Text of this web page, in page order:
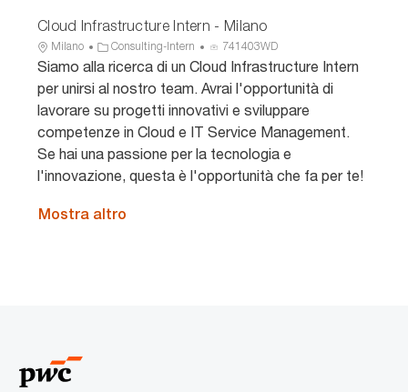
eCloud Infrastructure Intern - Milano
U
b
c
a
z
i
o
e
Milano
C
a
g
o
r
i
Consulting-Intern
D
a
n
u
n
c
741403WD
Siamo alla ricerca di un Cloud Infrastructure Intern
per unirsi al nostro team. Avrai l'opportunità di
lavorare su progetti innovativi e sviluppare
competenze in Cloud e IT Service Management.
Se hai una passione per la tecnologia e
l'innovazione, questa è l'opportunità che fa per te!
Mostra altro